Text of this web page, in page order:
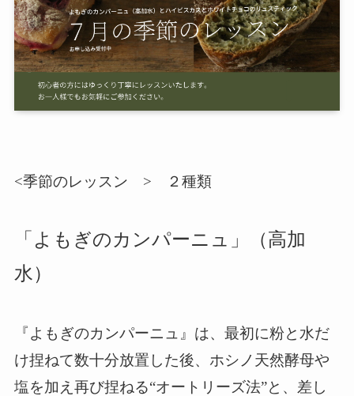
<季節のレッスン > ２種類
「よもぎのカンパーニュ」（高加
水）
『よもぎのカンパーニュ』は、最初に粉と水だ
け捏ねて数十分放置した後、ホシノ天然酵母や
塩を加え再び捏ねる“オートリーズ法”と、差し